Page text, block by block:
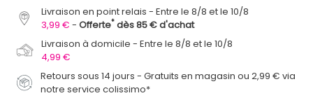
Livraison en point relais
Entre le 8/8 et le 10/8
3,99 €
Offerte* dès 85 € d'achat
Livraison à domicile
Entre le 8/8 et le 10/8
4,99 €
Retours sous 14 jours - Gratuits en magasin ou 2,99 € via
notre service colissimo*